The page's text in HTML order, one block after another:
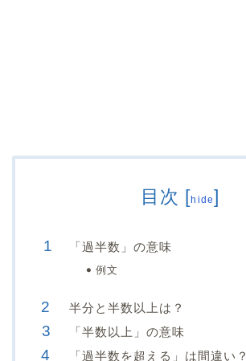
目次 [hide]
「過半数」の意味
例文
半分と半数以上は？
「半数以上」の意味
「過半数を超える」は間違い？